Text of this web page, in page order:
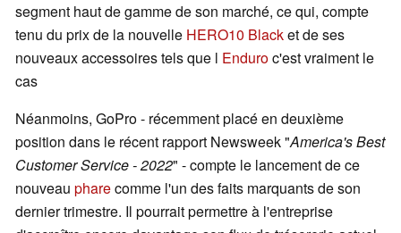
segment haut de gamme de son marché, ce qui, compte
tenu du prix de la nouvelle HERO10 Blacket de ses
nouveaux accessoires tels que l Enduroc'est vraiment le
cas
Néanmoins, GoPro - récemment placé en deuxième
position dans le récent rapport Newsweek "America's Best
Customer Service - 2022" - compte le lancement de ce
nouveau pharecomme l'un des faits marquants de son
dernier trimestre. Il pourrait permettre à l'entreprise